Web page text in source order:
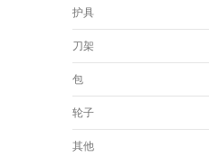
护具
刀架
包
轮子
其他